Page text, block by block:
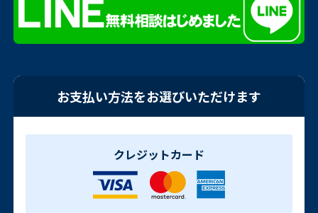
お支払い方法をお選びいただけます
クレジットカード